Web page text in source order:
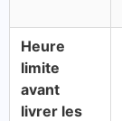
Heure
limite
avant
livrer les